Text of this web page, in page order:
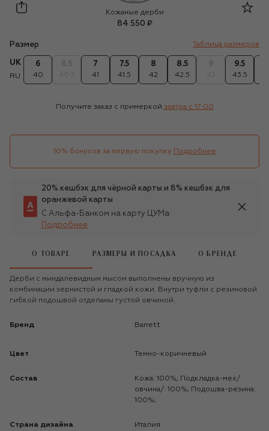
Barrett
Кожаные дерби
84 550 ₽
Размер Таблица размеров
UK
RU
6
40
7
41
7.5
41.5
8
42
8.5
42.5
9.5
43.5
Получите заказ с примеркой завтра c 17:00
10% бонусов за первую покупку Подробнее
20% кешбэк для чёрной карты и 8% кешбэк для
оранжевой карты
С Альфа-Банком на карту ЦУМа
Подробнее
О ТОВАРЕ РАЗМЕРЫ И ПОСАДКА О БРЕНДЕ
Дерби с миндалевидным мысом выполнены вручную из
комбинации зернистой и гладкой кожи. Внутри туфли с резиновой
гибкой подошвой отделаны густой овчиной.
Бренд Barrett
Цвет Темно-коричневый
Состав
Кожа: 100%; Подкладка-мех/
овчина/: 100%; Подошва-резина:
100%;
Страна дизайна Италия